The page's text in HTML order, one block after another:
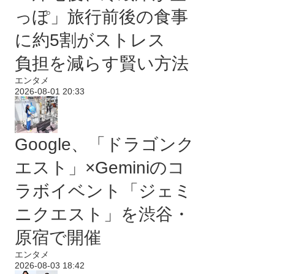
っぽ」旅行前後の食事
に約5割がストレス
負担を減らす賢い方法
エンタメ
2026-08-01 20:33
Google、「ドラゴンク
エスト」×Geminiのコ
ラボイベント「ジェミ
ニクエスト」を渋谷・
原宿で開催
エンタメ
2026-08-03 18:42